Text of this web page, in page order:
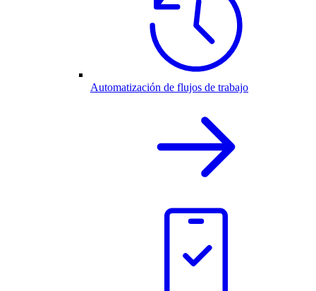
Automatización de flujos de trabajo